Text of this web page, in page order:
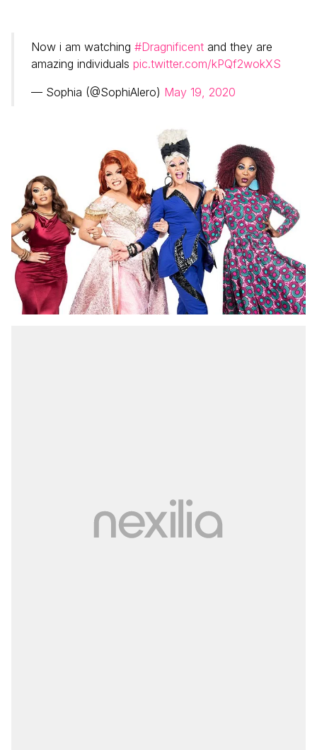
Now i am watching #Dragnificent and they are
amazing individuals pic.twitter.com/kPQf2wokXS
— Sophia (@SophiAlero) May 19, 2020